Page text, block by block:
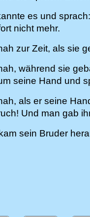
es und
nicht mehr.
zur Zeit, als sie
während sie
seine Hand und
als er seine
Und man gab
sein Bruder